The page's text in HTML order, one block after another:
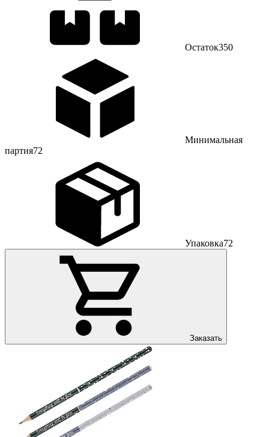
Остаток350
Минимальная
партия72
Упаковка72
Заказать